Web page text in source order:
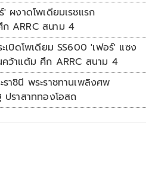
ผงาดโพเดียมเรซแรก
ARRC สนาม 4
เบิดโพเดียม SS600 'เฟอร์' แซง
ว้าแต้ม ศึก ARRC สนาม 4
าชินี พระราชทานเพลิงศพ
ปราสาททองโอสถ